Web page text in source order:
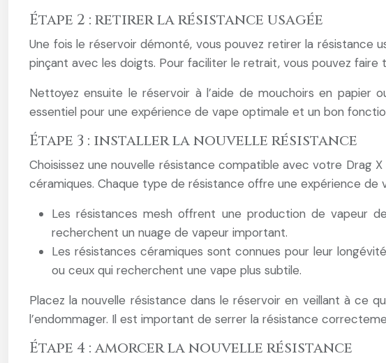
Étape 2 : retirer la résistance usagée
Une fois le réservoir démonté, vous pouvez retirer la résistance
pinçant avec les doigts. Pour faciliter le retrait, vous pouvez faire
Nettoyez ensuite le réservoir à l’aide de mouchoirs en papier
essentiel pour une expérience de vape optimale et un bon
Étape 3 : installer la nouvelle résistance
Choisissez une nouvelle résistance compatible avec votre Drag
céramiques. Chaque type de résistance offre une expérience
Les résistances mesh offrent une production de vapeur
recherchent un nuage de vapeur important.
Les résistances céramiques sont connues pour leur
ou ceux qui recherchent une vape plus subtile.
Placez la nouvelle résistance dans le réservoir en veillant à ce
l’endommager. Il est important de serrer la résistance
Étape 4 : amorcer la nouvelle résistance